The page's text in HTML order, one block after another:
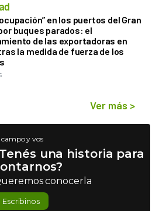
en los puertos del Gran
buques parados: el
de las exportadoras en
la medida de fuerza de los
Ver más >
campo y vos
una historia para
conocerla
Escribinos